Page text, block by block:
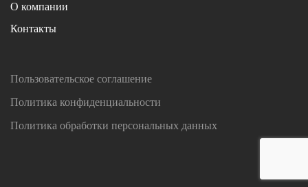
О компании
Контакты
Пользовательское соглашение
Политика конфиденциальности
Политика обработки персональных данных